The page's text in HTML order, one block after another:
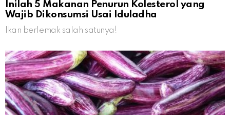
Inilah 5 Makanan Penurun Kolesterol yang
Wajib Dikonsumsi Usai Iduladha
Ikan berlemak salah satunya!